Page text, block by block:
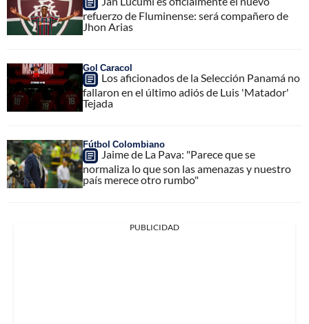
refuerzo de Fluminense: será compañero de
Jhon Arias
Gol Caracol
Los aficionados de la Selección Panamá no
fallaron en el último adiós de Luis 'Matador'
Tejada
Fútbol Colombiano
Jaime de La Pava: "Parece que se
normaliza lo que son las amenazas y nuestro
país merece otro rumbo"
PUBLICIDAD